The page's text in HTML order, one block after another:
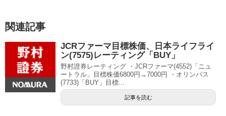
関連記事
JCRファーマ目標株価、日本ライフライ
ン(7575)レーティング「BUY」
野村證券レーティング ・JCRファーマ(4552)「ニュ
ートラル」目標株価6800円→7000円 ・オリンパス
(7733)「BUY」目標...
記事を読む